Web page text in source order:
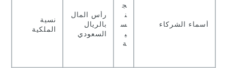
أسماء الشركاء
ج
ن
س
ي
ة
رأس المال
بالريال
السعودي
نسية
الملكية